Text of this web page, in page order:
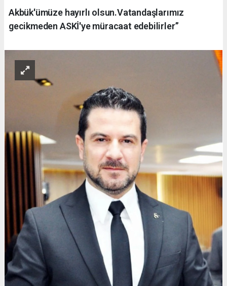
Akbük'ümüze hayırlı olsun.Vatandaşlarımız
gecikmeden ASKİ'ye müracaat edebilirler”